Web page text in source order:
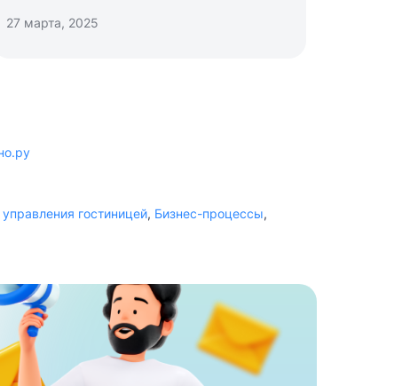
в отрасли заметно усилилась,
27 марта, 2025
гостиницей, Бизнес-процессы,